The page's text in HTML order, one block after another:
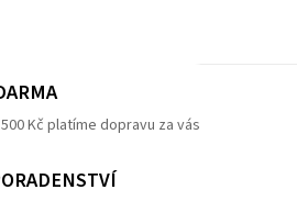
Kč platíme dopravu za vás